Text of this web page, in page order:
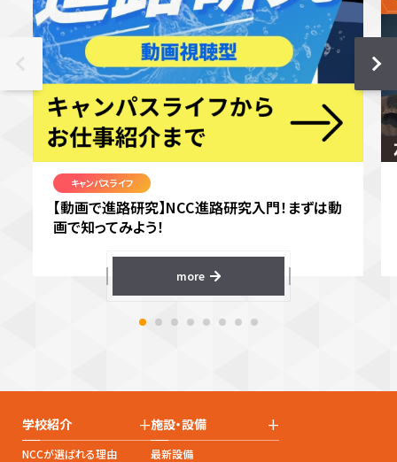
キャンパスライフ
【動画で進路研究】NCC進路研究入門！まずは動
画で知ってみよう！
more
学校紹介 +
NCCが選ばれる理由
施設・設備 +
最新設備